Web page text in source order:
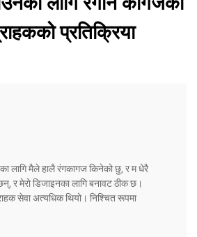
प्रतिक्रिया
लागि मैले हालै रंगकागज किनेको छु, र म धेरै
र मेरो डिजाइनका लागि बनावट ठीक छ।
सेवा अत्यधिक थियो। निश्चित रूपमा